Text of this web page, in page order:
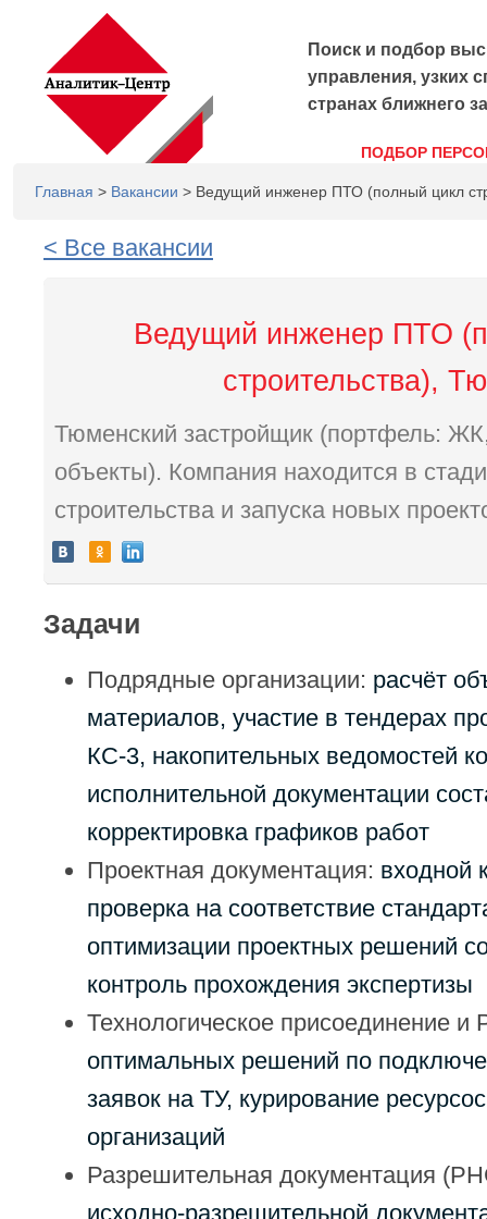
Поиск и подбор
управления, узких
странах ближнего
ПОДБОР
Главная > Вакансии > Ведущий инженер ПТО (полный цикл
< Все вакансии
Ведущий инженер ПТО
строительства),
Тюменский застройщик (портфель:
объекты). Компания находится в
строительства и запуска новых
Задачи
Подрядные организации: расчёт
материалов, участие в тендерах
КС‑3, накопительных ведомостей
исполнительной документации
корректировка графиков работ
Проектная документация: входной
проверка на соответствие
оптимизации проектных решений
контроль прохождения экспертизы
Технологическое присоединение
оптимальных решений по
заявок на ТУ, курирование
организаций
Разрешительная документация
исходно-разрешительной